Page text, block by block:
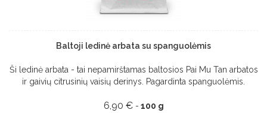
Baltoji ledinė arbata su spanguolėmis
Ši ledinė arbata - tai nepamirštamas baltosios Pai Mu Tan arbatos
ir gaivių citrusinių vaisių derinys. Pagardinta spanguolėmis.
6,90 € - 100 g